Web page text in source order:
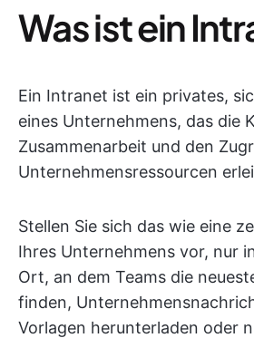
Was ist ein
Ein Intranet ist ein privates,
eines Unternehmens, das die
Zusammenarbeit und den
Unternehmensressourcen
Stellen Sie sich das wie eine
Ihres Unternehmens vor, nur
Ort, an dem Teams die
finden,
Vorlagen herunterladen oder